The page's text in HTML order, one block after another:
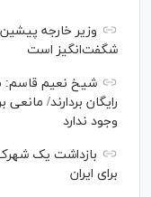
وزیر خارجه
شگفت‌انگیز است
شیخ نعیم قاسم:
رایگان بردارند/
وجود ندارد
بازداشت یک
برای ایران